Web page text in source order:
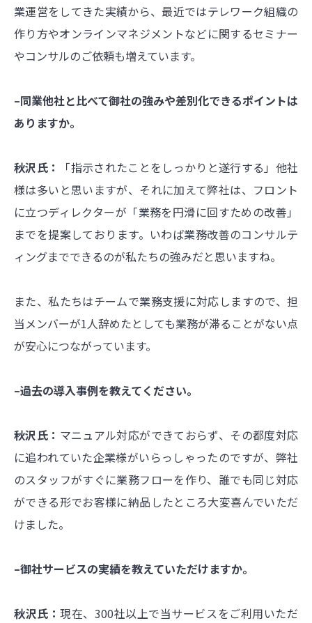
業運営をしてきた実績から、最近ではテレワーク組織の
作り方やオンラインマネジメントなどに関するセミナー
やコンサルのご依頼も増えています。
–同業他社と比べて御社の強みや差別化できるポイントは
ありますか。
秋沢氏：
「指示されたことをしっかりと遂行する」他社
様は多いと思いますが、それに加えて弊社は、フロント
に立つディレクターが「業務を円滑に回すための改善」
までを提案しております。いわば業務改善のコンサルテ
ィングまでできるのが私たちの強みだと思いますね。
また、私たちはチームで業務支援に対応しますので、担
当メンバーが1人辞めたとしても業務が滞ることがない点
が安心につながっています。
–過去の導入事例を教えてください。
秋沢氏： マニュアル対応ができておらず、その都度対応
に追われていた企業様がいらっしゃったのですが、弊社
のスタッフがすぐに業務フローを作り、誰でも同じ対応
ができる形でお客様に納品したところ大変喜んでいただ
けました。
–御社サービスの実績を教えていただけますか。
秋沢氏：現在、300社以上で当サービスをご利用いただ